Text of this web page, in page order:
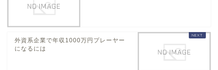
外資系企業で年収1000万円プレーヤー
になるには